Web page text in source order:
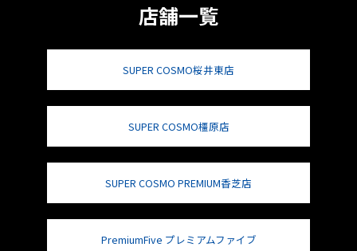
店舗一覧
SUPER COSMO桜井東店
SUPER COSMO橿原店
SUPER COSMO PREMIUM香芝店
PremiumFive プレミアムファイブ